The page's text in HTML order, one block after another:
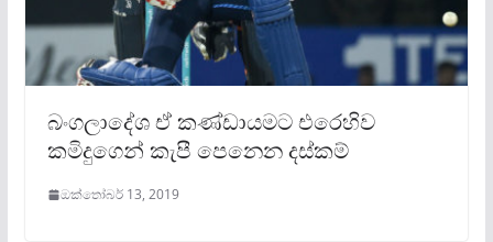
බංගලාදේශ ඒ කණ්ඩායමට එරෙහිව
කමිදුගෙන් කැපී පෙනෙන දස්කම්
ඔක්තෝබර් 13, 2019